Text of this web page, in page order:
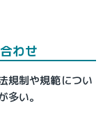
わせ
規制や規範につい
い。